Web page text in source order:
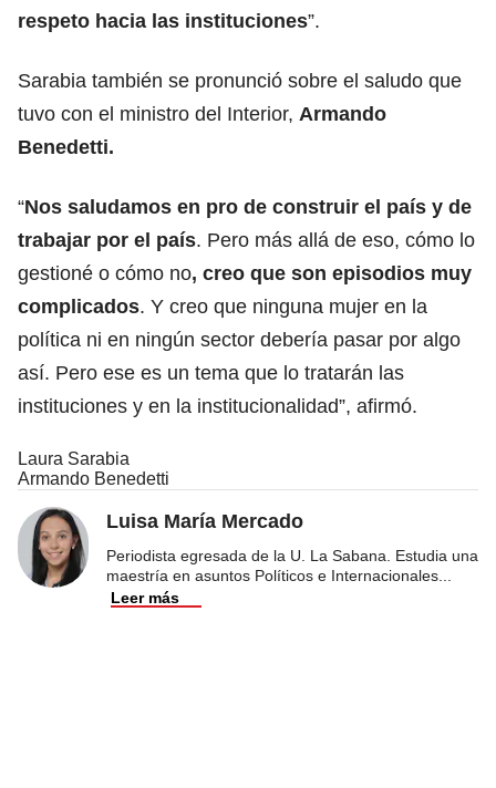
respeto hacia las instituciones”.
Sarabia también se pronunció sobre el saludo que
tuvo con el ministro del Interior, Armando
Benedetti.
“Nos saludamos en pro de construir el país y de
trabajar por el país. Pero más allá de eso, cómo lo
gestioné o cómo no, creo que son episodios muy
complicados. Y creo que ninguna mujer en la
política ni en ningún sector debería pasar por algo
así. Pero ese es un tema que lo tratarán las
instituciones y en la institucionalidad”, afirmó.
Laura Sarabia
Armando Benedetti
Luisa María Mercado
Periodista egresada de la U. La Sabana. Estudia una
maestría en asuntos Políticos e Internacionales
Leer más